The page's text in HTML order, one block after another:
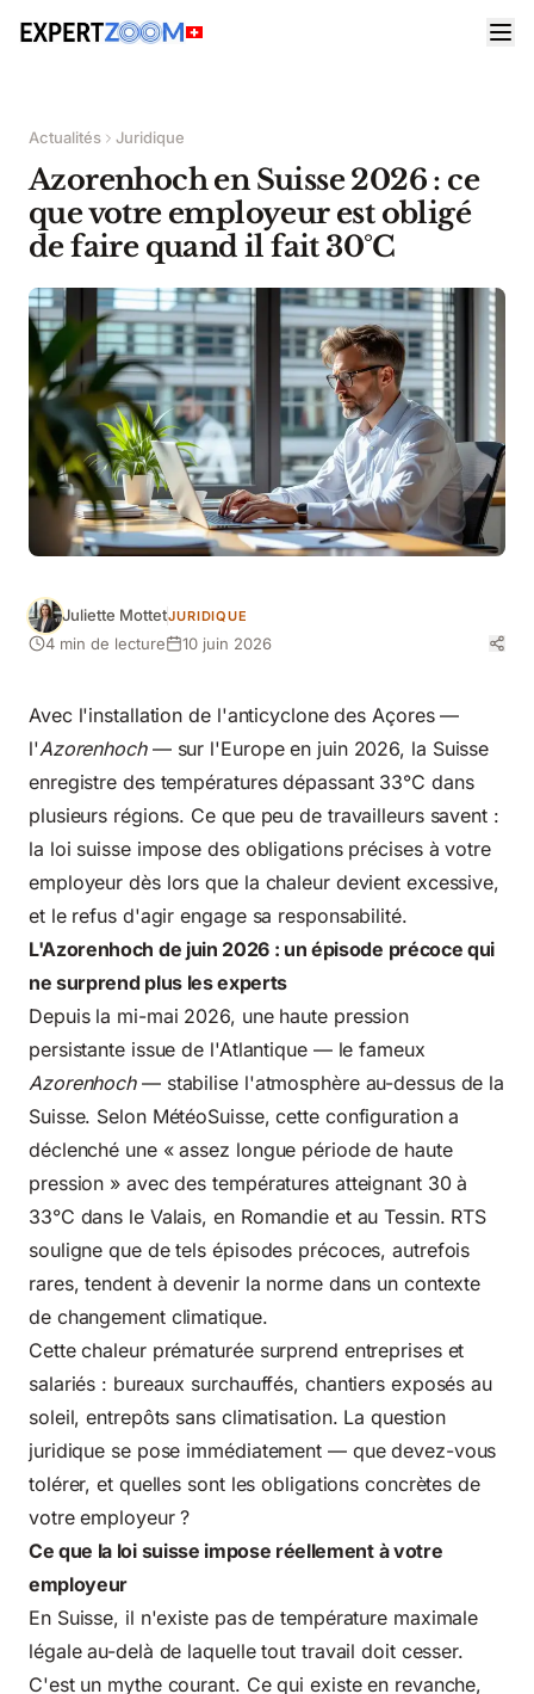
Actualités Juridique
Azorenhoch en Suisse 2026 : ce
que votre employeur est obligé
de faire quand il fait 30°C
Juliette MottetJURIDIQUE
4 min de lecture 10 juin 2026
Avec l'installation de l'anticyclone des Açores —
l'Azorenhoch— sur l'Europeen juin 2026, la Suisse
enregistre des températures dépassant 33°C dans
plusieurs régions. Ce que peu de travailleurs savent :
la loi suisse impose des obligations précises à votre
employeur dès lors que la chaleur devient excessive,
et le refus d'agir engage sa responsabilité.
L'Azorenhoch de juin 2026 : un épisode précoce qui
ne surprend plus les experts
Depuis la mi-mai 2026, une haute pression
persistante issue de l'Atlantique — le fameux
Azorenhoch— stabilise l'atmosphère au-dessus de la
Suisse. Selon MétéoSuisse, cette configuration a
déclenché une « assez longue période de haute
pression » avec des températures atteignant 30 à
33°C dans le Valais, en Romandie et au Tessin. RTS
souligne que de tels épisodes précoces, autrefois
rares, tendent à devenir la norme dans un contexte
de changement climatique.
Cette chaleur prématurée surprend entreprises et
salariés : bureaux surchauffés, chantiers exposés au
soleil, entrepôts sans climatisation. La question
juridique se pose immédiatement — que devez-vous
tolérer, et quelles sont les obligations concrètes de
votre employeur ?
Ce que la loi suisse impose réellement à votre
employeur
En Suisse, il n'existe pas de température maximale
légale au-delà de laquelle tout travail doit cesser.
C'est un mythe courant. Ce qui existe en revanche,